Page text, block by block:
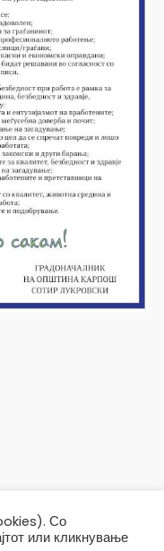
Со
или кликнување